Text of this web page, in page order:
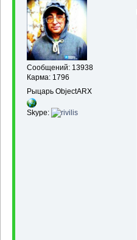
Сообщений: 13938
Карма: 1796
Рыцарь ObjectARX
Skype: